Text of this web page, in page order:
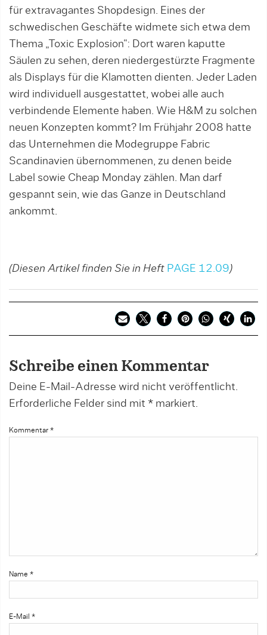
für extravagantes Shopdesign. Eines der
schwedischen Geschäfte widmete sich etwa dem
Thema „Toxic Explosion“: Dort waren kaputte
Säulen zu sehen, deren niedergestürzte Fragmente
als Displays für die Klamotten dienten. Jeder Laden
wird individuell ausgestattet, wobei alle auch
verbindende Elemente haben. Wie H&M zu solchen
neuen Konzepten kommt? Im Frühjahr 2008 hatte
das Unterneh­men die Modegruppe Fabric
Scandinavien übernommenen, zu denen beide
Label sowie Cheap Monday zählen. Man darf
gespannt sein, wie das Ganze in Deutschland
ankommt.
(Diesen Artikel finden Sie in Heft PAGE 12.09)
Schreibe einen Kommentar
Deine E-Mail-Adresse wird nicht veröffentlicht.
Erforderliche Felder sind mit * markiert.
Kommentar *
Name *
E-Mail *